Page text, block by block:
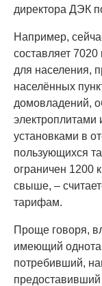
директора ДЭК
Например,
составляет 7020
для населения,
населённых
домовладений,
электроплитами
установками в
пользующихся
ограничен 1200
свыше, –
тарифам.
Проще говоря,
имеющий
потребивший,